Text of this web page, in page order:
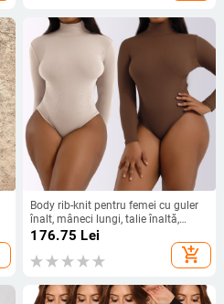
Body rib-knit pentru femei cu guler
înalt, mâneci lungi, talie înaltă,
amestec coton-elastan
176.75 Lei
add_shopping_cart